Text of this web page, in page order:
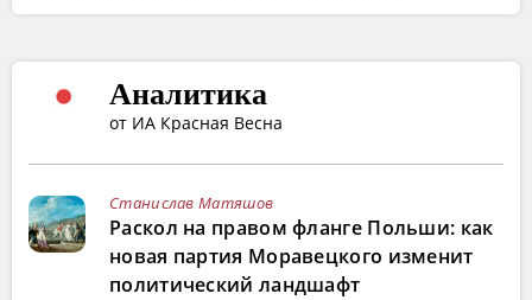
Аналитика
от ИА Красная Весна
Станислав Матяшов
Раскол на правом фланге Польши: как
новая партия Моравецкого изменит
политический ландшафт